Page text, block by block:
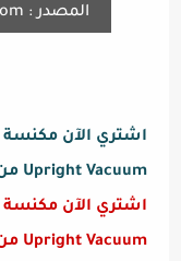
المصدر : ebay.com
Upright Vacuum من امازون السعودية
Upright Vacuum من امازون العالمي